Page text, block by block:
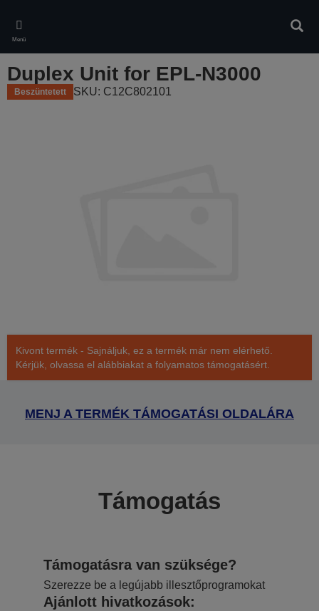
main
content
Menü
Duplex Unit for EPL-N3000
Beszüntetett SKU: C12C802101
Kivont termék - Sajnáljuk, ez a termék már nem elérhető.
Kérjük, olvassa el alábbiakat a folyamatos támogatásért.
MENJ A TERMÉK TÁMOGATÁSI OLDALÁRA
Támogatás
Támogatásra van szüksége?
Szerezze be a legújabb illesztőprogramokat
Ajánlott hivatkozások: